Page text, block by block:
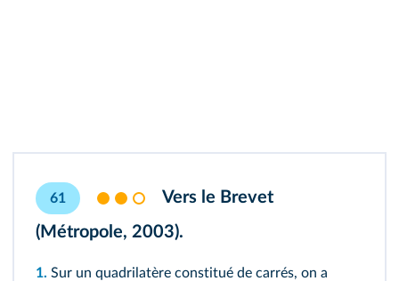
61
Vers le Brevet
(Métropole, 2003).
1. Sur un quadrilatère constitué de carrés, on a